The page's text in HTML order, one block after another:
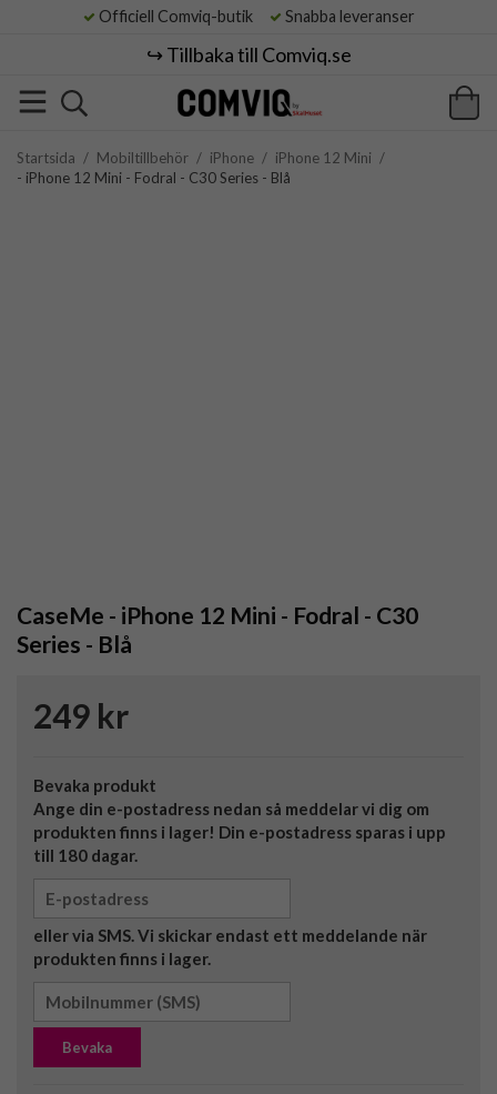
Officiell Comviq-butik Snabba leveranser
↪️ Tillbaka till Comviq.se
Startsida / Mobiltillbehör / iPhone / iPhone 12 Mini /
- iPhone 12 Mini - Fodral - C30 Series - Blå
CaseMe - iPhone 12 Mini - Fodral - C30
Series - Blå
249 kr
Bevaka produkt
Ange din e-postadress nedan så meddelar vi dig om
produkten finns i lager! Din e-postadress sparas i upp
till 180 dagar.
eller via SMS. Vi skickar endast ett meddelande när
produkten finns i lager.
Bevaka